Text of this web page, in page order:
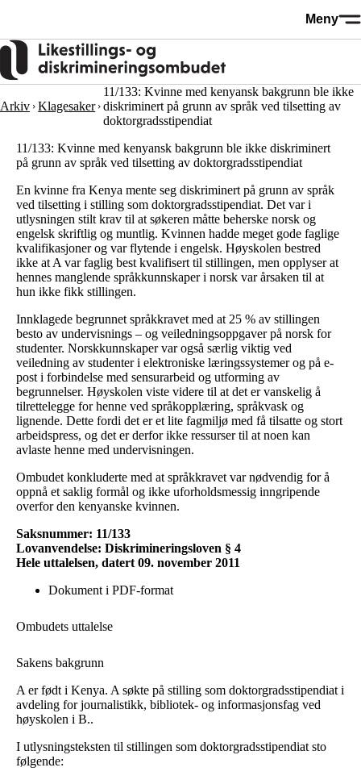
Meny
Arkiv Klagesaker
11/133: Kvinne med kenyansk bakgrunn ble ikke
diskriminert på grunn av språk ved tilsetting av
doktorgradsstipendiat
11/133: Kvinne med kenyansk bakgrunn ble ikke diskriminert
på grunn av språk ved tilsetting av doktorgradsstipendiat
En kvinne fra Kenya mente seg diskriminert på grunn av språk
ved tilsetting i stilling som doktorgradsstipendiat. Det var i
utlysningen stilt krav til at søkeren måtte beherske norsk og
engelsk skriftlig og muntlig. Kvinnen hadde meget gode faglige
kvalifikasjoner og var flytende i engelsk. Høyskolen bestred
ikke at A var faglig best kvalifisert til stillingen, men opplyser at
hennes manglende språkkunnskaper i norsk var årsaken til at
hun ikke fikk stillingen.
Innklagede begrunnet språkkravet med at 25 % av stillingen
besto av undervisnings – og veiledningsoppgaver på norsk for
studenter. Norskkunnskaper var også særlig viktig ved
veiledning av studenter i elektroniske læringssystemer og på e-
post i forbindelse med sensurarbeid og utforming av
begrunnelser. Høyskolen viste videre til at det er vanskelig å
tilrettelegge for henne ved språkopplæring, språkvask og
lignende. Dette fordi det er et lite fagmiljø med få tilsatte og stort
arbeidspress, og det er derfor ikke ressurser til at noen kan
avlaste henne med undervisningen.
Ombudet konkluderte med at språkkravet var nødvendig for å
oppnå et saklig formål og ikke uforholdsmessig inngripende
overfor den kenyanske kvinnen.
Saksnummer: 11/133
Lovanvendelse: Diskrimineringsloven § 4
Hele uttalelsen, datert 09. november 2011
Dokument i PDF-format
Ombudets uttalelse
Sakens bakgrunn
A er født i Kenya. A søkte på stilling som doktorgradsstipendiat i
avdeling for journalistikk, bibliotek- og informasjonsfag ved
høyskolen i B..
I utlysningsteksten til stillingen som doktorgradsstipendiat sto
følgende: